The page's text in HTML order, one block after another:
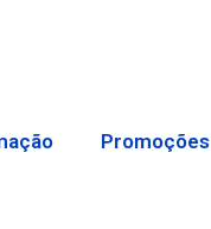
Promoções